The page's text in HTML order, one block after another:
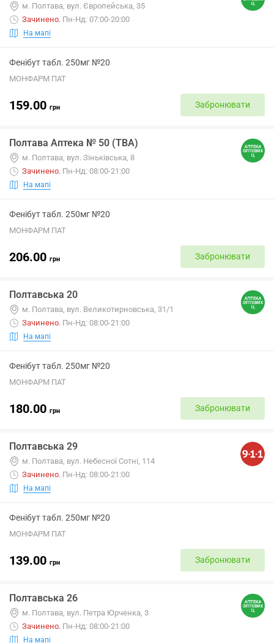
м. Полтава, вул. Європейська, 35
Зачинено. Пн-Нд: 07:00-20:00
На мапі
Фенібут табл. 250мг №20
МОНФАРМ ПАТ
159.00 грн Забронювати
Полтава Аптека № 50 (ТВА)
м. Полтава, вул. Зіньківська, 8
Зачинено. Пн-Нд: 08:00-21:00
На мапі
Фенібут табл. 250мг №20
МОНФАРМ ПАТ
206.00 грн Забронювати
Полтавська 20
м. Полтава, вул. Великотирновська, 31/1
Зачинено. Пн-Нд: 08:00-21:00
На мапі
Фенібут табл. 250мг №20
МОНФАРМ ПАТ
180.00 грн Забронювати
Полтавська 29
м. Полтава, вул. Небесної Сотні, 114
Зачинено. Пн-Нд: 08:00-21:00
На мапі
Фенібут табл. 250мг №20
МОНФАРМ ПАТ
139.00 грн Забронювати
Полтавська 26
м. Полтава, вул. Петра Юрченка, 3
Зачинено. Пн-Нд: 08:00-21:00
На мапі